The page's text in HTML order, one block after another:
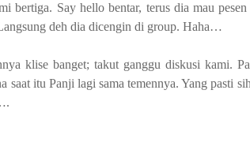
bertiga. Say hello bentar, terus dia mau pesen
deh dia dicengin di group. Haha…
klise banget; takut ganggu diskusi kami.
saat itu Panji lagi sama temennya. Yang pasti